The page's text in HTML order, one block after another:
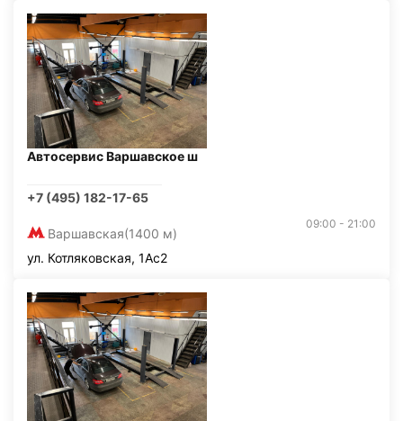
Автосервис Варшавское ш
+7 (495) 182-17-65
Варшавская(1400 м)
09:00 - 21:00
ул. Котляковская, 1Ас2